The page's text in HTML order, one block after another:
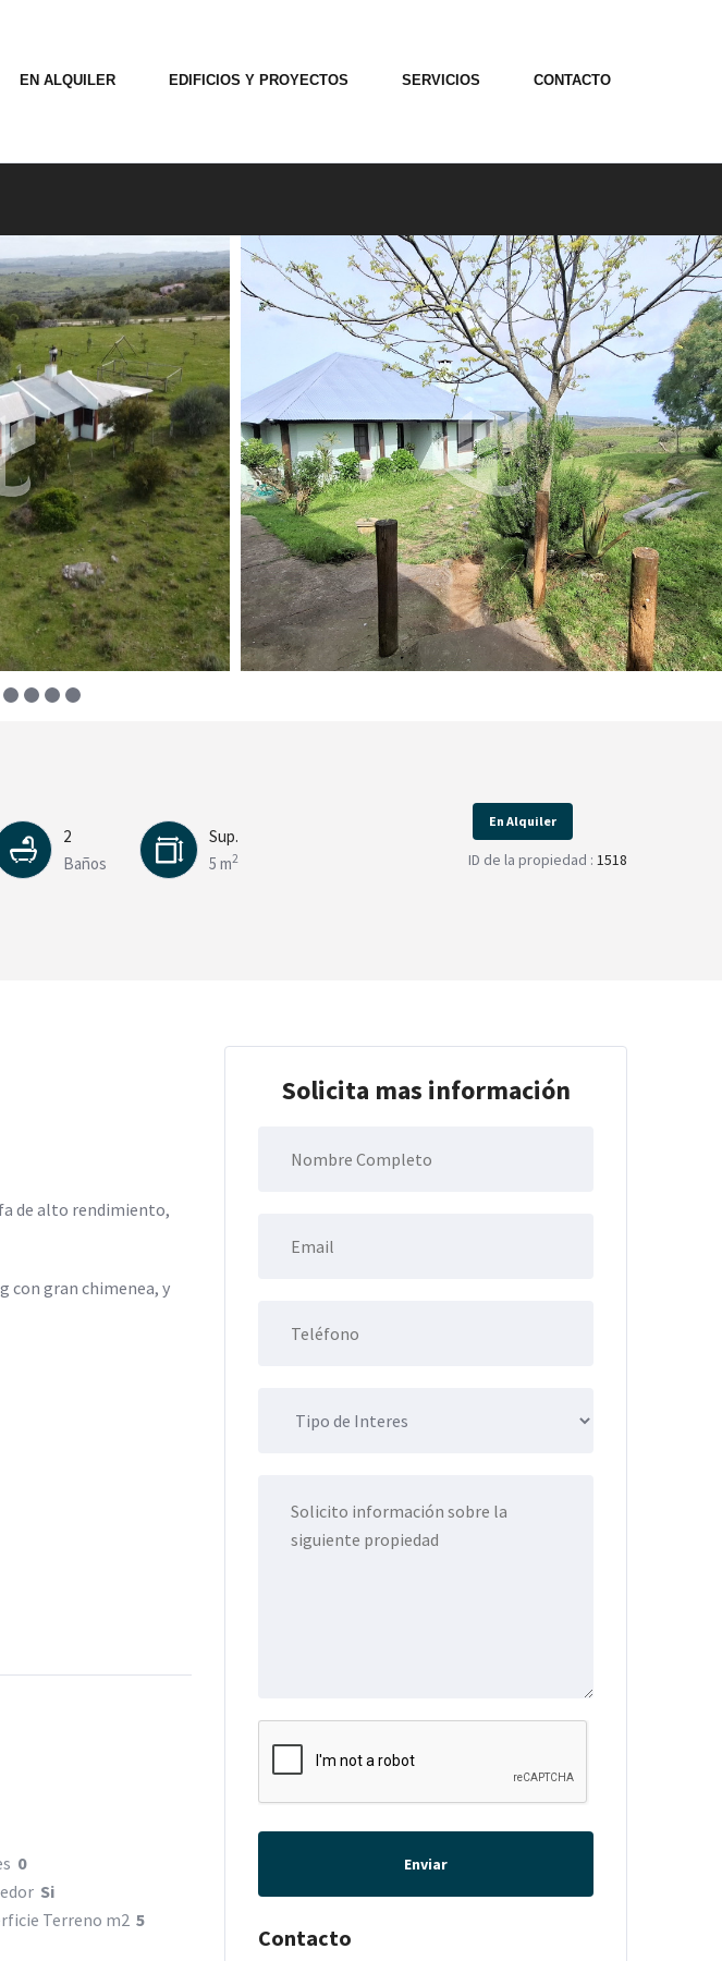
EN ALQUILER EDIFICIOS Y PROYECTOS SERVICIOS CONTACTO
2
Baños
Sup.
5 m2
En Alquiler
ID de la propiedad : 1518
de alto rendimiento,
con gran chimenea, y
0
Si
Terreno m25
Solicita mas información
Enviar
Contacto